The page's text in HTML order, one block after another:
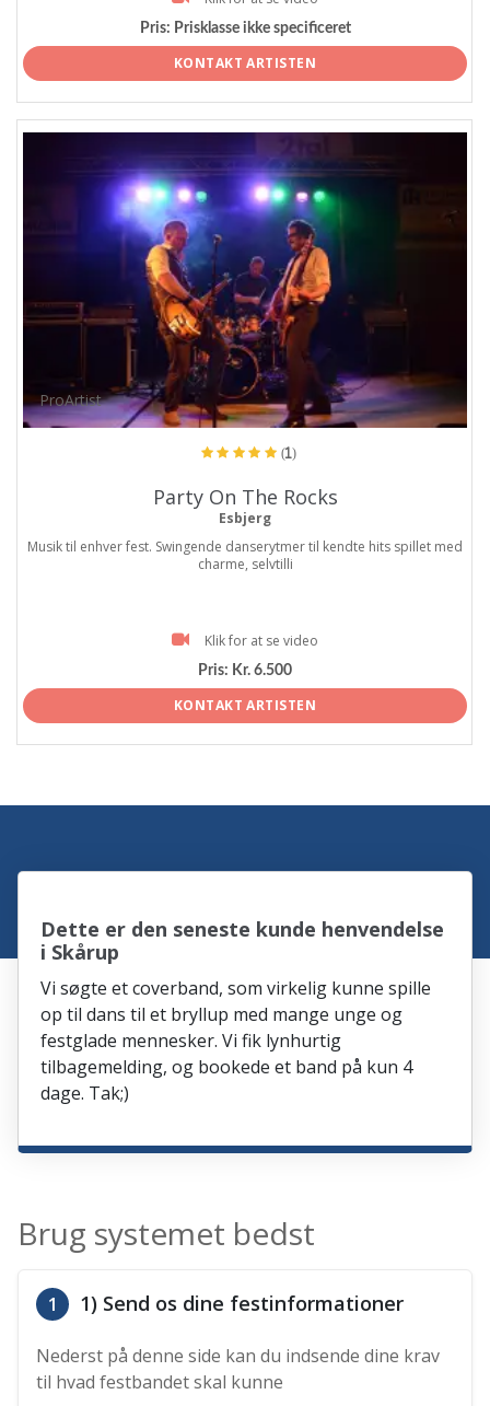
Pris: Prisklasse ikke specificeret
KONTAKT ARTISTEN
ProArtist
(1)
Party On The Rocks
Esbjerg
Musik til enhver fest. Swingende danserytmer til kendte hits spillet med
charme, selvtilli
Klik for at se video
Pris: Kr. 6.500
KONTAKT ARTISTEN
Dette er den seneste kunde henvendelse
i Skårup
Vi søgte et coverband, som virkelig kunne spille
op til dans til et bryllup med mange unge og
festglade mennesker. Vi fik lynhurtig
tilbagemelding, og bookede et band på kun 4
dage. Tak;)
Brug systemet bedst
1 1) Send os dine festinformationer
Nederst på denne side kan du indsende dine krav
til hvad festbandet skal kunne